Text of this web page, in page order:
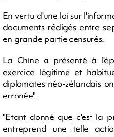
En vertu d'une loi sur
documents rédigés entre
en grande partie censurés.
La Chine a présenté à
exercice légitime et
diplomates néo-zélandais
erronée".
"Etant donné que c'est la
entreprend une telle